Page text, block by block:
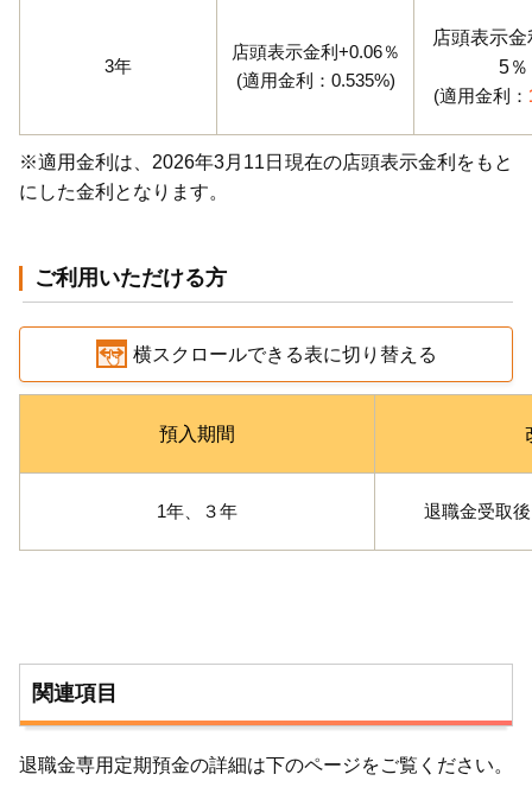
3年
店頭表示金利+0.06％
(適用金利：0.535%)
店頭表示
5％
(適用金利：
※適用金利は、2026年3月11日現在の店頭表示金利をもと
にした金利となります。
ご利用いただける方
横スクロールできる表に切り替える
預入期間
1年、３年 退職金受取
関連項目
退職金専用定期預金の詳細は下のページをご覧ください。